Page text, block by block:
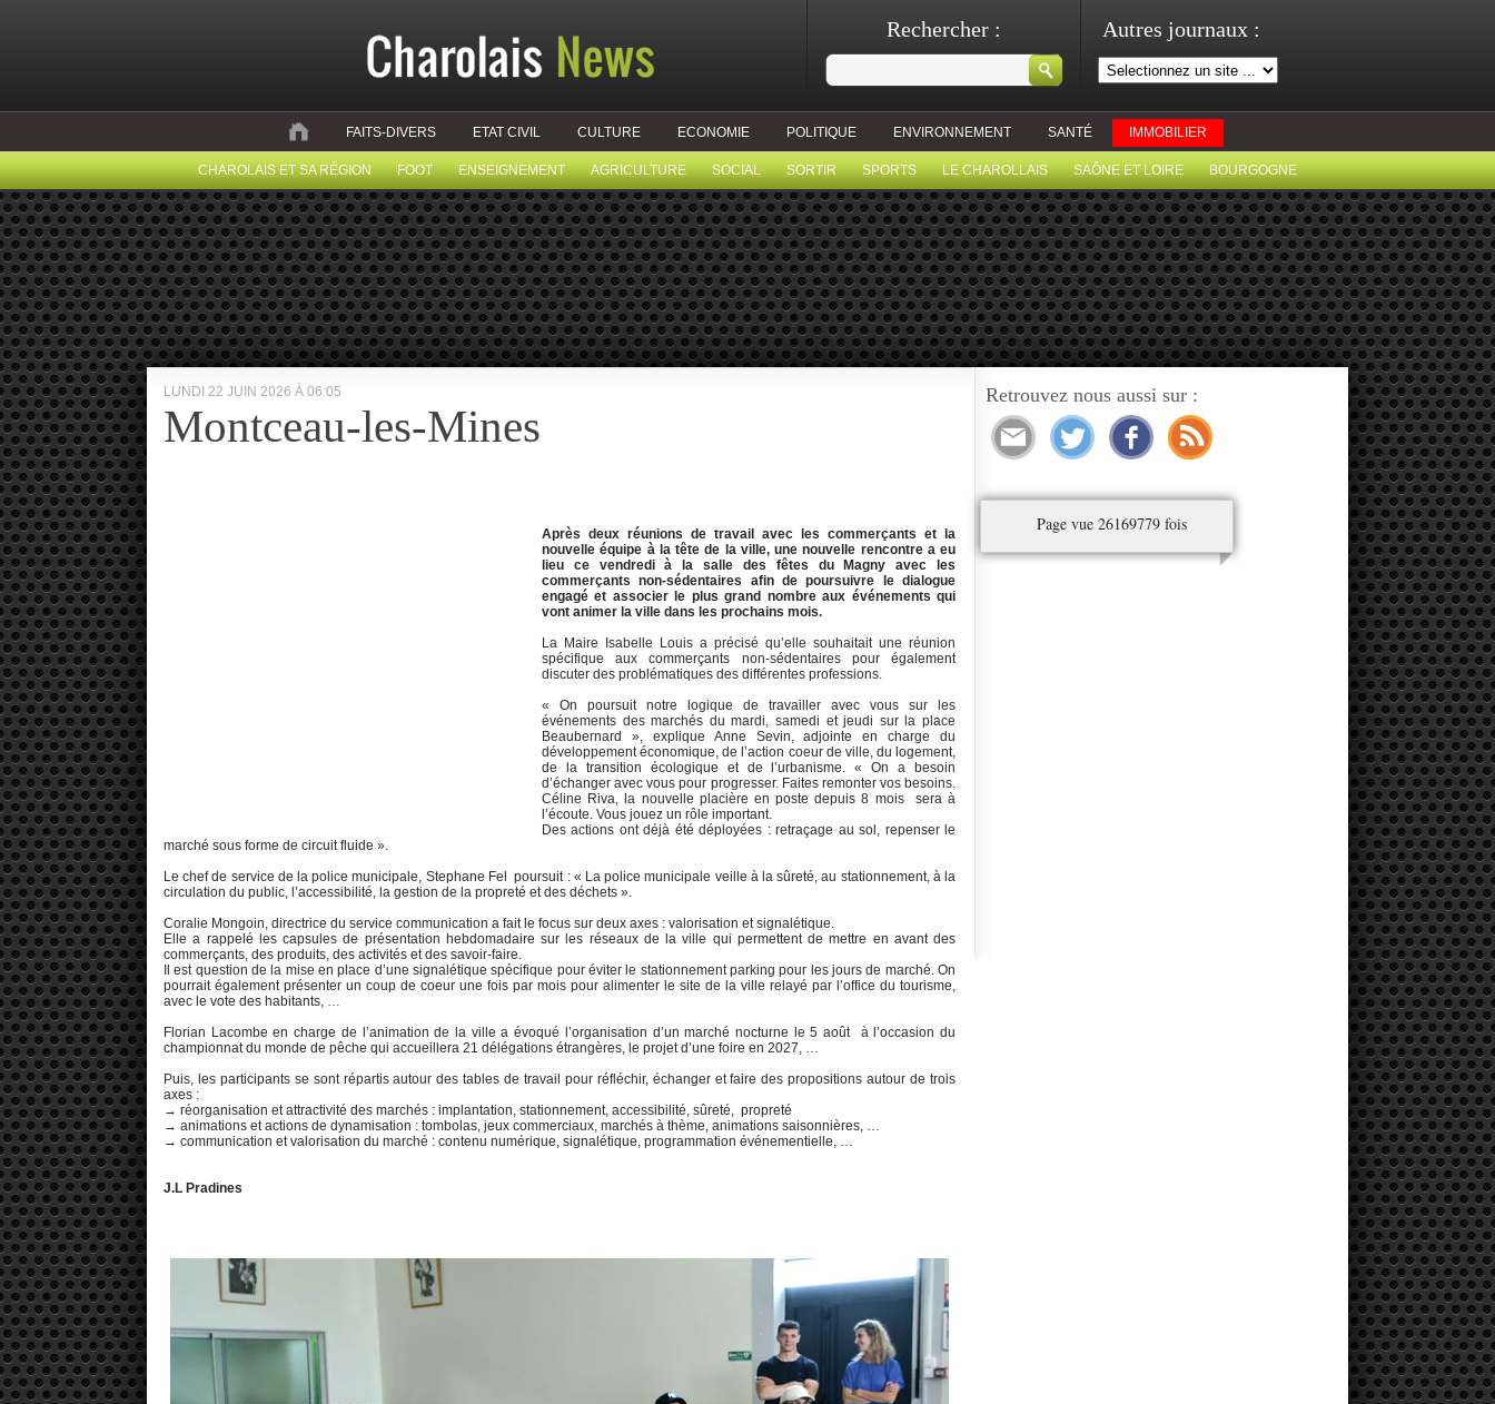
Autres journaux :
Rechercher :
FAITS-DIVERS ETAT CIVIL CULTURE ECONOMIE POLITIQUE ENVIRONNEMENT SANTÉ IMMOBILIER
CHAROLAIS ET SA RÉGION FOOT ENSEIGNEMENT AGRICULTURE SOCIAL SORTIR SPORTS LE CHAROLLAIS SAÔNE ET LOIRE BOURGOGNE
LUNDI 22 JUIN 2026 À 06:05
Montceau-les-Mines
Après deux réunions de travail avec les commerçants et la
nouvelle équipe à la tête de la ville, une nouvelle rencontre a eu
lieu ce vendredi à la salle des fêtes du Magny avec les
commerçants non-sédentaires afin de poursuivre le dialogue
engagé et associer le plus grand nombre aux événements qui
vont animer la ville dans les prochains mois.
La Maire Isabelle Louis a précisé qu’elle souhaitait une réunion
spécifique aux commerçants non-sédentaires pour également
discuter des problématiques des différentes professions.
« On poursuit notre logique de travailler avec vous sur les
événements des marchés du mardi, samedi et jeudi sur la place
Beaubernard », explique Anne Sevin, adjointe en charge du
développement économique, de l’action coeur de ville, du logement,
de la transition écologique et de l’urbanisme. « On a besoin
d’échanger avec vous pour progresser. Faites remonter vos besoins.
Céline Riva, la nouvelle placière en poste depuis 8 mois sera à
l’écoute. Vous jouez un rôle important.
Des actions ont déjà été déployées : retraçage au sol, repenser le
marché sous forme de circuit fluide ».
Le chef de service de la police municipale, Stephane Fel poursuit : « La police municipale veille à la sûreté, au stationnement, à la
circulation du public, l’accessibilité, la gestion de la propreté et des déchets ».
Coralie Mongoin, directrice du service communication a fait le focus sur deux axes : valorisation et signalétique.
Elle a rappelé les capsules de présentation hebdomadaire sur les réseaux de la ville qui permettent de mettre en avant des
commerçants, des produits, des activités et des savoir-faire.
Il est question de la mise en place d’une signalétique spécifique pour éviter le stationnement parking pour les jours de marché. On
pourrait également présenter un coup de coeur une fois par mois pour alimenter le site de la ville relayé par l’office du tourisme,
avec le vote des habitants, …
Florian Lacombe en charge de l’animation de la ville a évoqué l’organisation d’un marché nocturne le 5 août à l’occasion du
championnat du monde de pêche qui accueillera 21 délégations étrangères, le projet d’une foire en 2027, …
Puis, les participants se sont répartis autour des tables de travail pour réfléchir, échanger et faire des propositions autour de trois
axes :
→ réorganisation et attractivité des marchés : implantation, stationnement, accessibilité, sûreté, propreté
→ animations et actions de dynamisation : tombolas, jeux commerciaux, marchés à thème, animations saisonnières, …
→ communication et valorisation du marché : contenu numérique, signalétique, programmation événementielle, …
J.L Pradines
Retrouvez nous aussi sur :
Page vue 26169779 fois